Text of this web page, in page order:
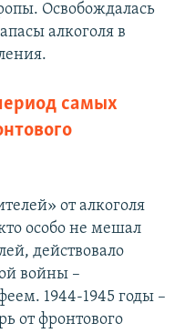
Освобождалась
алкоголя в
самых
от алкоголя
особо не мешал
действовало
войны –
1944-1945 годы –
от фронтового